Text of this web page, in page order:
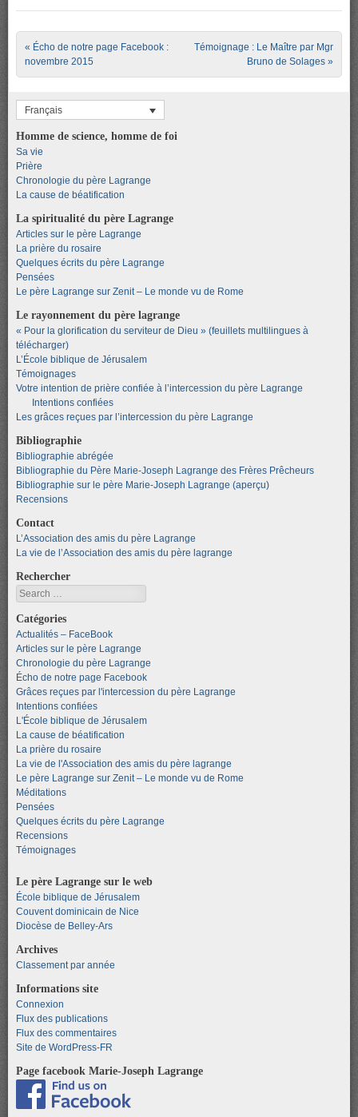
Post navigation
« Écho de notre page Facebook :
novembre 2015
Témoignage : Le Maître par Mgr
Bruno de Solages »
Français
Homme de science, homme de foi
Sa vie
Prière
Chronologie du père Lagrange
La cause de béatification
La spiritualité du père Lagrange
Articles sur le père Lagrange
La prière du rosaire
Quelques écrits du père Lagrange
Pensées
Le père Lagrange sur Zenit – Le monde vu de Rome
Le rayonnement du père lagrange
« Pour la glorification du serviteur de Dieu » (feuillets multilingues à
télécharger)
L’École biblique de Jérusalem
Témoignages
Votre intention de prière confiée à l’intercession du père Lagrange
Intentions confiées
Les grâces reçues par l’intercession du père Lagrange
Bibliographie
Bibliographie abrégée
Bibliographie du Père Marie-Joseph Lagrange des Frères Prêcheurs
Bibliographie sur le père Marie-Joseph Lagrange (aperçu)
Recensions
Contact
L’Association des amis du père Lagrange
La vie de l’Association des amis du père lagrange
Rechercher
Search
Catégories
Actualités – FaceBook
Articles sur le père Lagrange
Chronologie du père Lagrange
Écho de notre page Facebook
Grâces reçues par l'intercession du père Lagrange
Intentions confiées
L'École biblique de Jérusalem
La cause de béatification
La prière du rosaire
La vie de l'Association des amis du père lagrange
Le père Lagrange sur Zenit – Le monde vu de Rome
Méditations
Pensées
Quelques écrits du père Lagrange
Recensions
Témoignages
Le père Lagrange sur le web
École biblique de Jérusalem
Couvent dominicain de Nice
Diocèse de Belley-Ars
Archives
Classement par année
Informations site
Connexion
Flux des publications
Flux des commentaires
Site de WordPress-FR
Page facebook Marie-Joseph Lagrange